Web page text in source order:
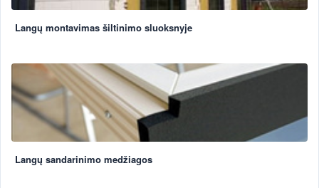
Langų montavimas šiltinimo sluoksnyje
Langų sandarinimo medžiagos